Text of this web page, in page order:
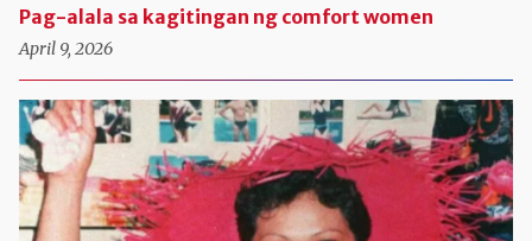
Pag-alala sa kagitingan ng comfort women
April 9, 2026